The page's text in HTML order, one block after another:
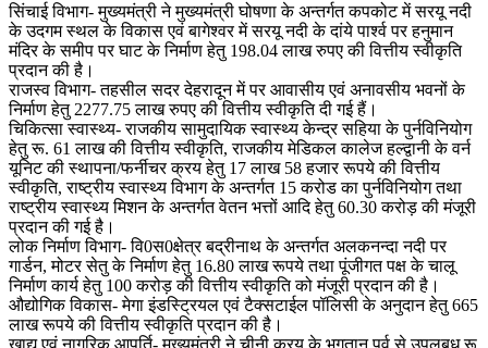
सिंचाई विभाग- मुख्यमंत्री ने मुख्यमंत्री घोषणा के अन्तर्गत कपकोट में सरयू नदी
के उदगम स्थल के विकास एवं बागेश्वर में सरयू नदी के दांये पार्श्व पर हनुमान
मंदिर के समीप पर घाट के निर्माण हेतु 198.04 लाख रुपए की वित्तीय स्वीकृति
प्रदान की है।
राजस्व विभाग- तहसील सदर देहरादून में पर आवासीय एवं अनावसीय भवनों के
निर्माण हेतु 2277.75 लाख रुपए की वित्तीय स्वीकृति दी गई हैं।
चिकित्सा स्वास्थ्य- राजकीय सामुदायिक स्वास्थ्य केन्द्र सहिया के पुर्नविनियोग
हेतु रू. 61 लाख की वित्तीय स्वीकृति, राजकीय मेडिकल कालेज हल्द्वानी के वर्न
यूनिट की स्थापना/फर्नीचर क्रय हेतु 17 लाख 58 हजार रूपये की वित्तीय
स्वीकृति, राष्ट्रीय स्वास्थ्य विभाग के अन्तर्गत 15 करोड का पुर्नविनियोग तथा
राष्ट्रीय स्वास्थ्य मिशन के अन्तर्गत वेतन भत्तों आदि हेतु 60.30 करोड़ की मंजूरी
प्रदान की गई है।
लोक निर्माण विभाग- वि0स0क्षेत्र बद्रीनाथ के अन्तर्गत अलकनन्दा नदी पर
गार्डन, मोटर सेतु के निर्माण हेतु 16.80 लाख रूपये तथा पूंजीगत पक्ष के चालू
निर्माण कार्य हेतु 100 करोड़ की वित्तीय स्वीकृति को मंजूरी प्रदान की है।
औद्योगिक विकास- मेगा इंडस्ट्रियल एवं टैक्सटाईल पॉलिसी के अनुदान हेतु 665
लाख रूपये की वित्तीय स्वीकृति प्रदान की है।
खाद्य एवं नागरिक आपूर्ति- मुख्यमंत्री ने चीनी क्रय के भुगतान पूर्व से उपलबध रू